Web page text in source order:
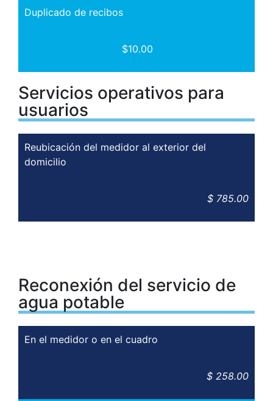
Duplicado de recibos
$10.00
Servicios operativos para
usuarios
Reubicación del medidor al exterior del
domicilio
$ 785.00
Reconexión del servicio de
agua potable
En el medidor o en el cuadro
$ 258.00